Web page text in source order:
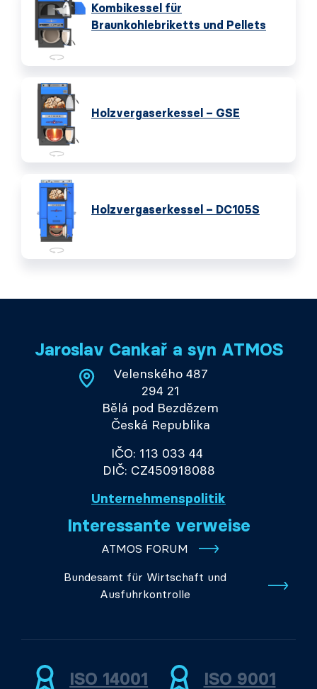
Kombikessel für
Braunkohlebriketts und Pellets
Holzvergaserkessel – GSE
Holzvergaserkessel – DC105S
Jaroslav Cankař a syn ATMOS
Velenského 487
294 21
Bělá pod Bezdězem
Česká Republika
IČO: 113 033 44
DIČ: CZ450918088
Unternehmenspolitik
Interessante verweise
ATMOS FORUM
Bundesamt für Wirtschaft und
Ausfuhrkontrolle
ISO 14001 ISO 9001